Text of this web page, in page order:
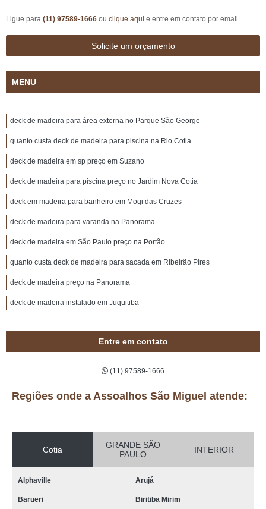
Ligue para (11) 97589-1666 ou clique aqui e entre em contato por email.
Solicite um orçamento
MENU
deck de madeira para área externa no Parque São George
quanto custa deck de madeira para piscina na Rio Cotia
deck de madeira em sp preço em Suzano
deck de madeira para piscina preço no Jardim Nova Cotia
deck em madeira para banheiro em Mogi das Cruzes
deck de madeira para varanda na Panorama
deck de madeira em São Paulo preço na Portão
quanto custa deck de madeira para sacada em Ribeirão Pires
deck de madeira preço na Panorama
deck de madeira instalado em Juquitiba
Entre em contato
(11) 97589-1666
Regiões onde a Assoalhos São Miguel atende:
Cotia
GRANDE SÃO
PAULO
INTERIOR
Alphaville Arujá
Barueri Biritiba Mirim